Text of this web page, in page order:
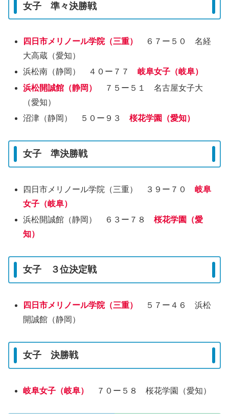
女子 準々決勝戦
四日市メリノール学院（三重）
６７ー５０ 名経
大高蔵（愛知）
浜松南（静岡） ４０ー７７岐阜女子（岐阜）
浜松開誠館（静岡）
７５ー５１ 名古屋女子大
（愛知）
沼津（静岡） ５０ー９３桜花学園（愛知）
女子 準決勝戦
四日市メリノール学院（三重） ３９ー７０岐阜
女子（岐阜）
浜松開誠館（静岡） ６３ー７８桜花学園（愛
知）
女子 ３位決定戦
四日市メリノール学院（三重）
５７ー４６ 浜松
開誠館（静岡）
女子 決勝戦
岐阜女子（岐阜） ７０ー５８ 桜花学園（愛知）